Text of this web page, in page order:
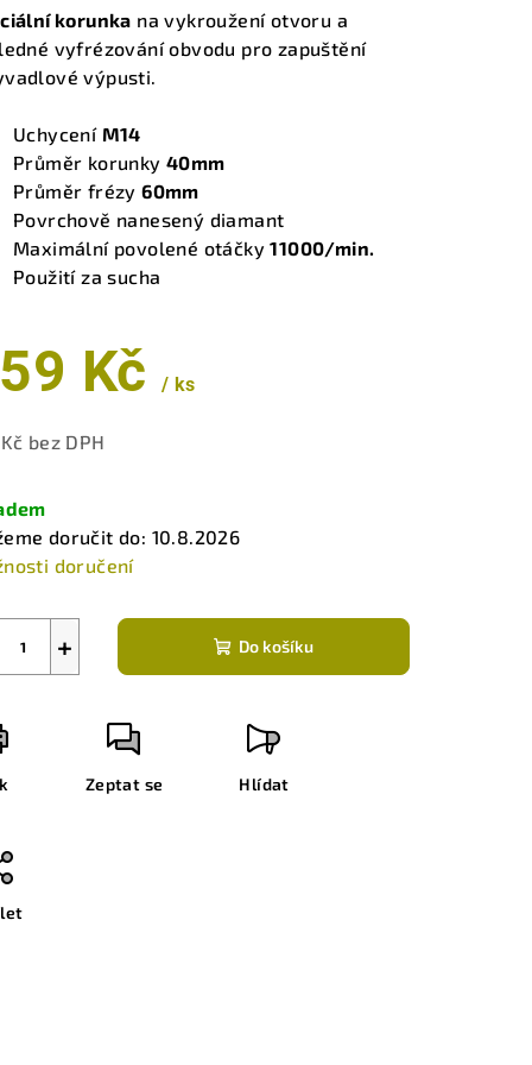
korunka na vykroužení otvoru a
vyfrézování obvodu pro zapuštění
výpusti.
Uchycení M14
Průměr korunky 40mm
Průměr frézy60mm
Povrchově nanesený diamant
Maximální povolené otáčky11000/min.
Použití za sucha
Kč / ks
bez DPH
doručit do: 10.8.2026
doručení
+ Do košíku
Zeptat se Hlídat